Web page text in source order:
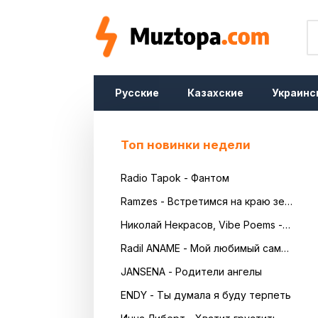
Русские Казахские
Топ новинки недели
Radio Tapok - Фантом
Ramzes - Встретимся на краю земли
Николай Некрасов, Vibe Poems - Русь
Radil ANAME - Мой любимый самый красивый
JANSENA - Родители ангелы
ENDY - Ты думала я буду терпеть